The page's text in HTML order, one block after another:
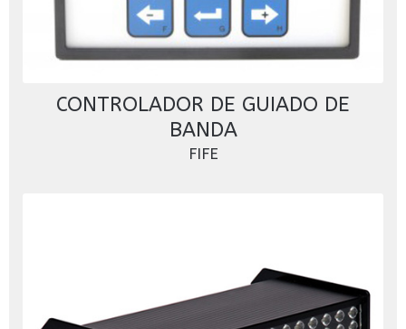
CONTROLADOR DE GUIADO DE
BANDA
FIFE